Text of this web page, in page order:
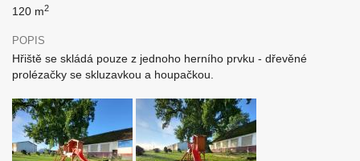
120 m2
POPIS
Hřiště se skládá pouze z jednoho herního prvku - dřevěné
prolézačky se skluzavkou a houpačkou.